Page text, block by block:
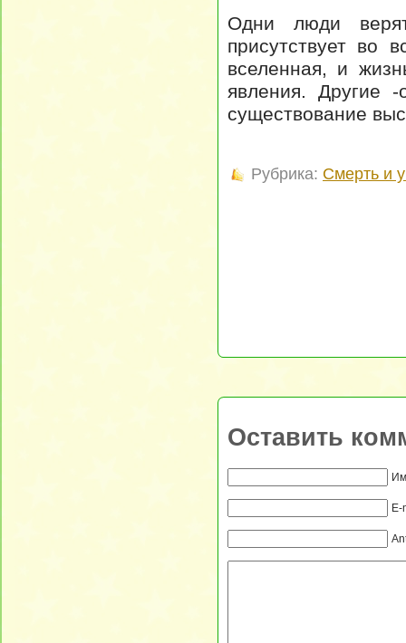
Одни люди
присутствует
вселенная, и
явления. Другие
существование
Рубрика: Смерть и
Оставить
E-